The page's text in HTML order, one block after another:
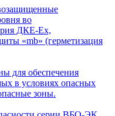
во
ДКЕ-Ех,
«mb» (герметизация
для обеспечения
в условиях опасных
зоны.